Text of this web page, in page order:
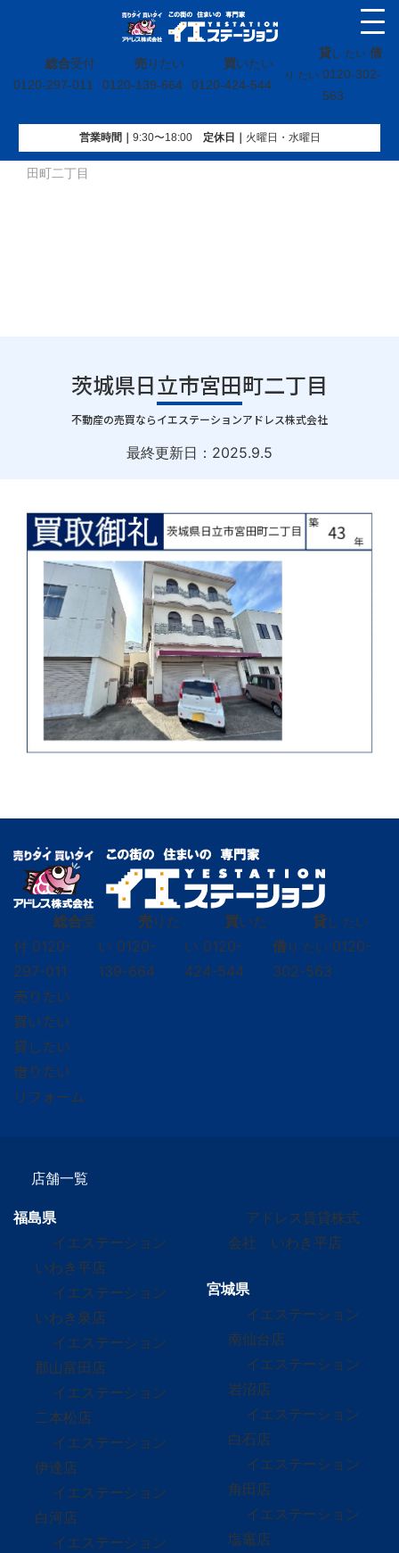
総合受付
0120-297-011
売りたい
0120-139-664
買いたい
0120-424-544
貸し たい 借
り たい 0120-302-
563
営業時間｜ 9:30〜18:00定休⽇｜ 火曜⽇・水曜⽇
イエステーション»投稿トップ»買取実績»茨城県日立市宮
田町二丁目
茨城県日立市宮田町二丁目
｜
不動産の売買ならイエステーションアドレス株式会社
最終更新日： 2025.9.5
総合受
付 0120-
297-011
売りた
い 0120-
139-664
買いた
い 0120-
424-544
貸し たい
借り たい 0120-
302-563
売りたい
買いたい
貸したい
借りたい
リフォーム
店舗一覧
福島県
イエステーション
いわき平店
イエステーション
いわき泉店
イエステーション
郡山富田店
イエステーション
二本松店
イエステーション
伊達店
イエステーション
白河店
イエステーション
アドレス賃貸株式
会社 いわき平店
宮城県
イエステーション
南仙台店
イエステーション
岩沼店
イエステーション
白石店
イエステーション
角田店
イエステーション
塩竈店